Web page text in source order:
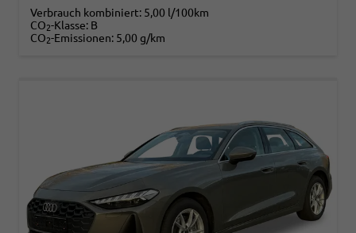
Verbrauch kombiniert: 5,00 l/100km
CO2-Klasse: B
CO2-Emissionen: 5,00 g/km